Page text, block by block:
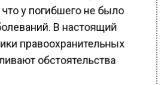
у погибшего не было
В настоящий
правоохранительных
обстоятельства